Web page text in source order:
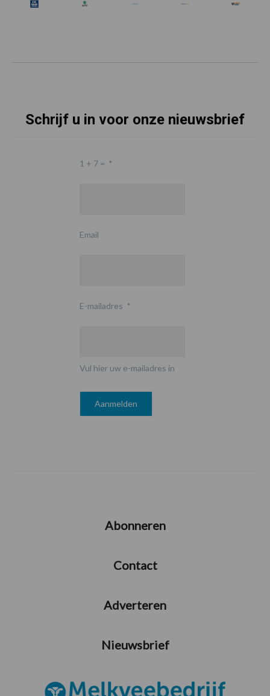
Schrijf u in voor onze nieuwsbrief
1 + 7 = *
Email
E-mailadres *
Vul hier uw e-mailadres in
Abonneren
Contact
Adverteren
Nieuwsbrief